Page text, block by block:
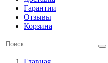
Гарантии
Отзывы
Корзина
Главная